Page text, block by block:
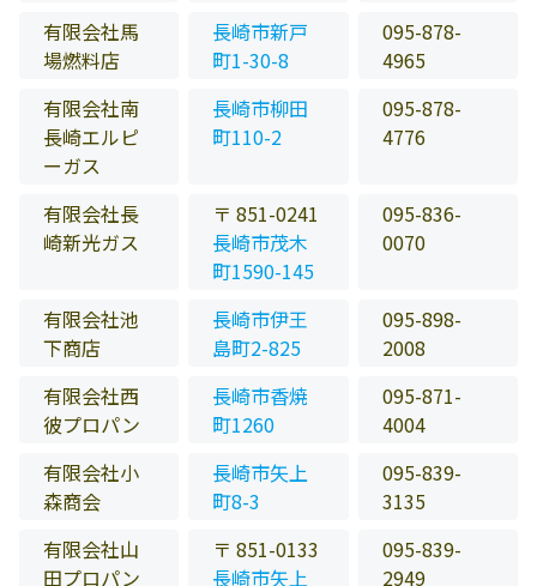
有限会社馬
場燃料店
長崎市新戸
町1-30-8
095-878-
4965
有限会社南
長崎エルピ
ーガス
長崎市柳田
町110-2
095-878-
4776
有限会社長
崎新光ガス
〒 851-0241
長崎市茂木
町1590-145
095-836-
0070
有限会社池
下商店
長崎市伊王
島町2-825
095-898-
2008
有限会社西
彼プロパン
長崎市香焼
町1260
095-871-
4004
有限会社小
森商会
長崎市矢上
町8-3
095-839-
3135
有限会社山
田プロパン
〒 851-0133
長崎市矢上
095-839-
2949